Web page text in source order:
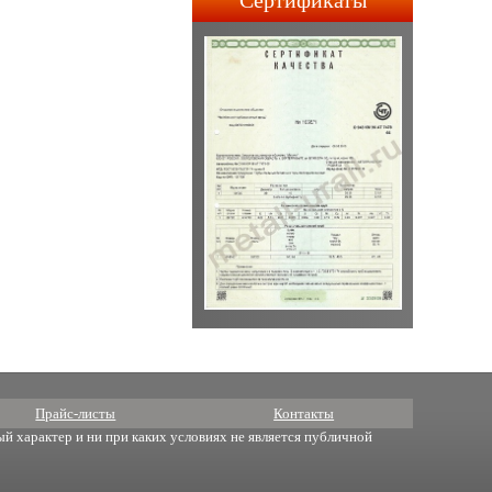
строительства АПЛ 4-го и
5-го поколений.
Прайс-листы Контакты
характер и ни при каких условиях не является публичной